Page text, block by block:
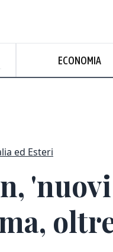
ECONOMIA
ed Esteri